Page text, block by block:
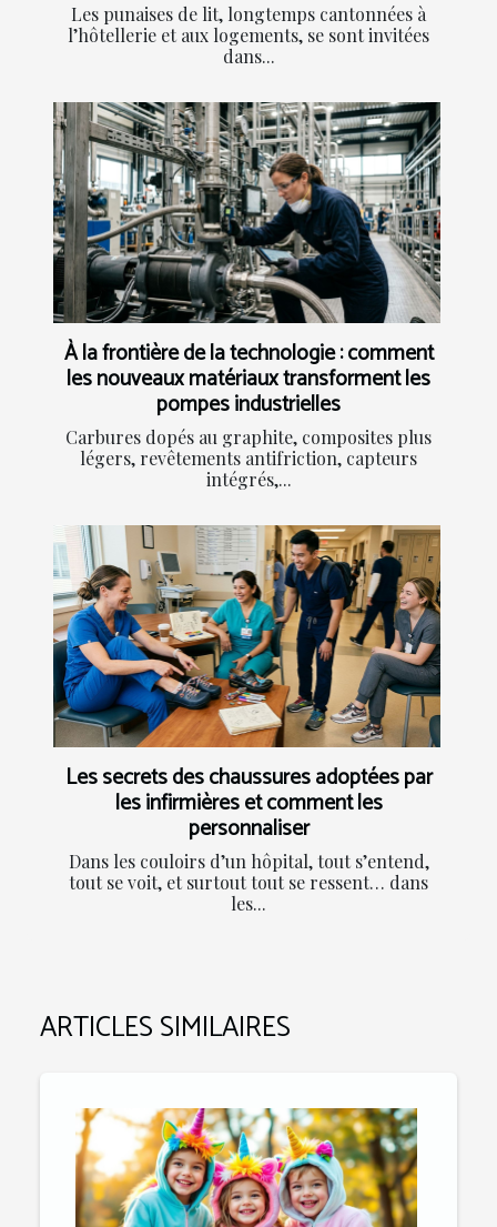
Les punaises de lit, longtemps cantonnées à
l’hôtellerie et aux logements, se sont invitées
dans...
À la frontière de la technologie : comment
les nouveaux matériaux transforment les
pompes industrielles
Carbures dopés au graphite, composites plus
légers, revêtements antifriction, capteurs
intégrés,...
Les secrets des chaussures adoptées par
les infirmières et comment les
personnaliser
Dans les couloirs d’un hôpital, tout s’entend,
tout se voit, et surtout tout se ressent… dans
les...
ARTICLES SIMILAIRES